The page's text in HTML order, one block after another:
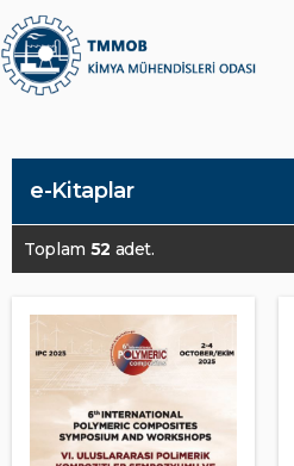
e-Kitaplar
Toplam 52 adet.